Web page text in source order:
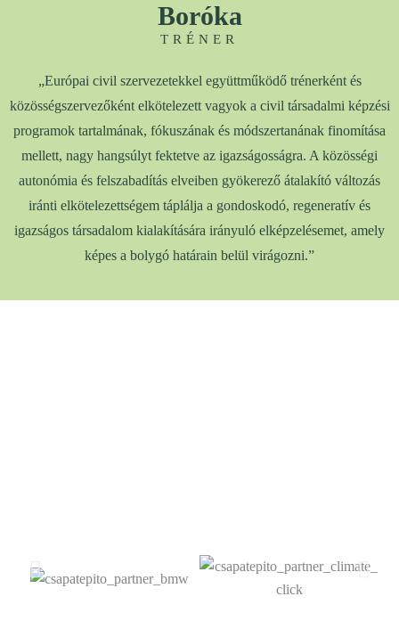
Boróka
TRÉNER
„Európai civil szervezetekkel együttműködő trénerként és
közösségszervezőként elkötelezett vagyok a civil társadalmi képzési
programok tartalmának, fókuszának és módszertanának finomítása
mellett, nagy hangsúlyt fektetve az igazságosságra. A közösségi
autonómia és felszabadítás elveiben gyökerező átalakító változás
iránti elkötelezettségem táplálja a gondoskodó, regeneratív és
igazságos társadalom kialakítására irányuló elképzelésemet, amely
képes a bolygó határain belül virágozni.”